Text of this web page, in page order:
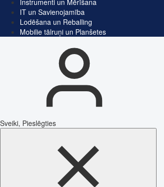
Instrumenti un Mērīšana
IT un Savienojamība
Lodēšana un Reballing
Mobilie tālruņi un Planšetes
Sveiki, Pieslēgties